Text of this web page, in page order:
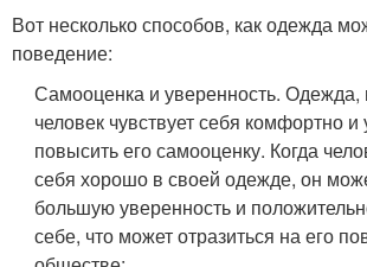
Вот несколько способов, как одежда
поведение:
Самооценка и уверенность. Одежда,
человек чувствует себя комфортно
повысить его самооценку. Когда
себя хорошо в своей одежде, он
большую уверенность и
себе, что может отразиться на его